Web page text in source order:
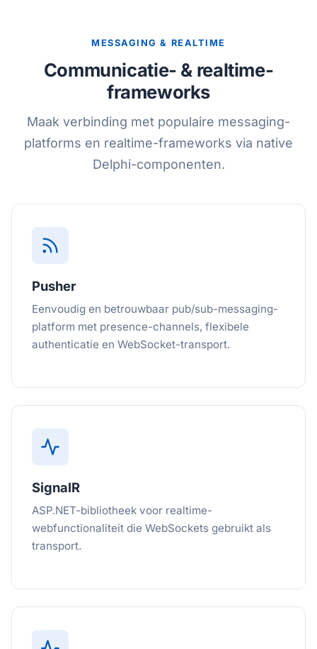
MESSAGING & REALTIME
Communicatie- & realtime-
frameworks
Maak verbinding met populaire messaging-
platforms en realtime-frameworks via native
Delphi-componenten.
Pusher
Eenvoudig en betrouwbaar pub/sub-messaging-
platform met presence-channels, flexibele
authenticatie en WebSocket-transport.
SignalR
ASP.NET-bibliotheek voor realtime-
webfunctionaliteit die WebSockets gebruikt als
transport.